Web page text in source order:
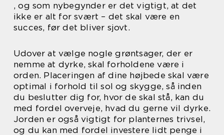
, og som nybegynder er det vigtigt, at det
ikke er alt for svært – det skal være en
succes, før det bliver sjovt.
Udover at vælge nogle grøntsager, der er
nemme at dyrke, skal forholdene være i
orden. Placeringen af dine højbede skal være
optimal i forhold til sol og skygge, så inden
du beslutter dig for, hvor de skal stå, kan du
med fordel overveje, hvad du gerne vil dyrke.
Jorden er også vigtigt for planternes trivsel,
og du kan med fordel investere lidt penge i